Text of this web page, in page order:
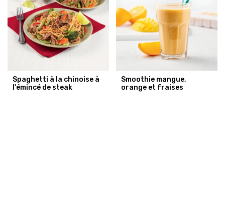
Spaghetti à la chinoise à
l'émincé de steak
Smoothie mangue,
orange et fraises